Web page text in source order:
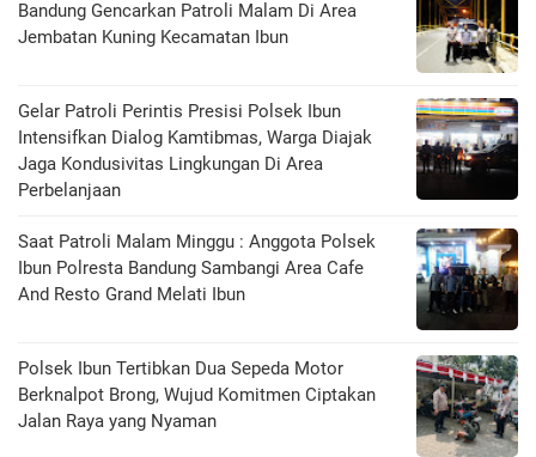
Bandung Gencarkan Patroli Malam Di Area
Jembatan Kuning Kecamatan Ibun
Gelar Patroli Perintis Presisi Polsek Ibun
Intensifkan Dialog Kamtibmas, Warga Diajak
Jaga Kondusivitas Lingkungan Di Area
Perbelanjaan
Saat Patroli Malam Minggu : Anggota Polsek
Ibun Polresta Bandung Sambangi Area Cafe
And Resto Grand Melati Ibun
Polsek Ibun Tertibkan Dua Sepeda Motor
Berknalpot Brong, Wujud Komitmen Ciptakan
Jalan Raya yang Nyaman